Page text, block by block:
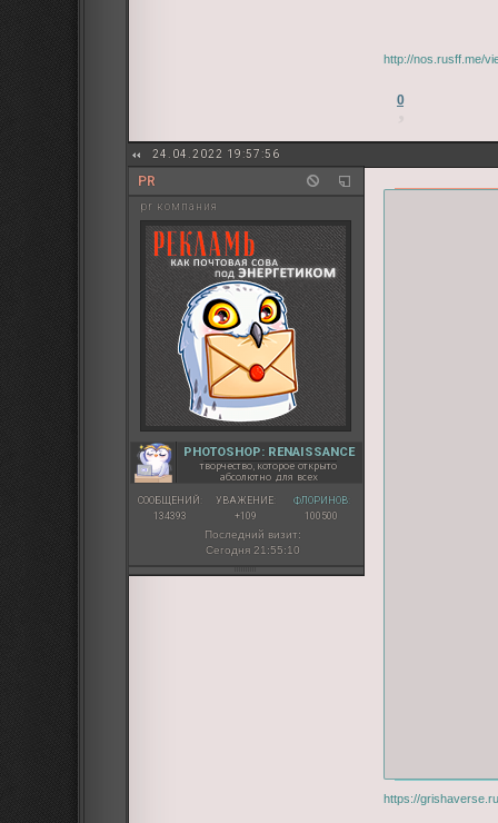
http://nos.rusff.me/
0
24.04.2022 19:57:56
PR
pr компания
PHOTOSHOP: RENAISSANCE
творчество, которое открыто
абсолютно для всех
СООБЩЕНИЙ:
134393
УВАЖЕНИЕ:
+109
ФЛОРИНОВ:
100500
Последний визит:
Сегодня 21:55:10
https://